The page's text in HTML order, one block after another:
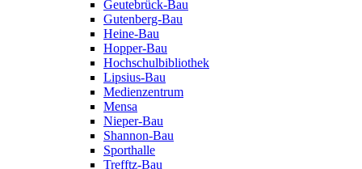
Geutebrück-Bau
Gutenberg-Bau
Heine-Bau
Hopper-Bau
Hochschulbibliothek
Lipsius-Bau
Medienzentrum
Mensa
Nieper-Bau
Shannon-Bau
Sporthalle
Trefftz-Bau